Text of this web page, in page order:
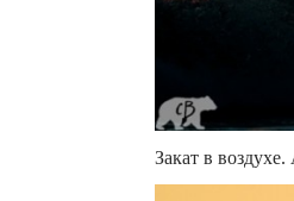
Закат в